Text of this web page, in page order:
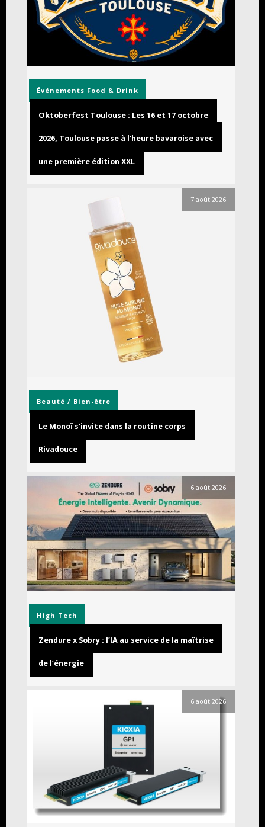
Événements Food & Drink
Oktoberfest Toulouse : Les 16 et 17 octobre
2026, Toulouse passe à l’heure bavaroise avec
une première édition XXL
7 août 2026
Beauté / Bien-être
Le Monoï s’invite dans la routine corps
Rivadouce
6 août 2026
High Tech
Zendure x Sobry : l’IA au service de la maîtrise
de l’énergie
6 août 2026